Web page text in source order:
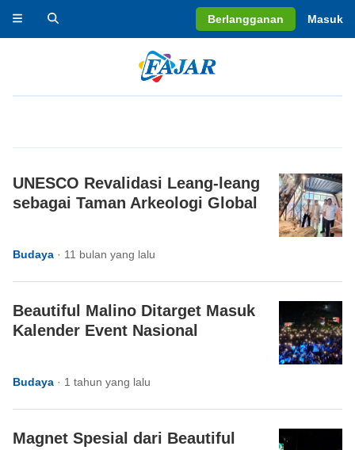
Berlangganan Masuk
UNESCO Revalidasi Leang-leang
sebagai Taman Arkeologi Global
Budaya · 11 bulan yang lalu
Beautiful Malino Ditarget Masuk
Kalender Event Nasional
Budaya · 1 tahun yang lalu
Magnet Spesial dari Beautiful